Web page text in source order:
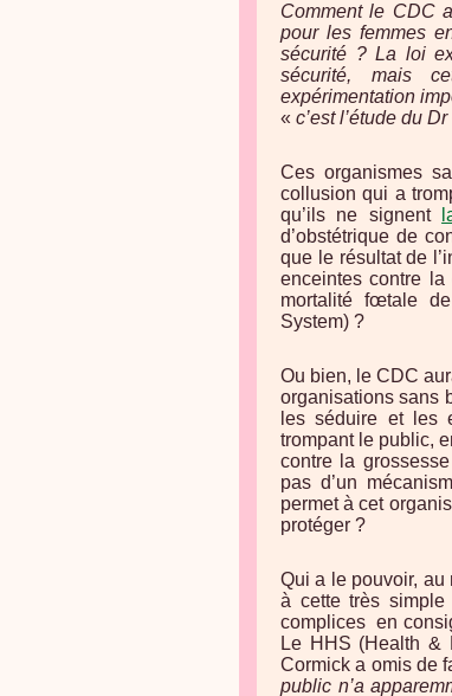
Comment le CDC
pour les femmes
sécurité ? La loi
sécurité, mais
expérimentation
« c’est l’étude du
Ces organismes
collusion qui a
qu’ils ne signent
d’obstétrique de
que le résultat de
enceintes contre
mortalité fœtale
System) ?
Ou bien, le CDC
organisations sans
les séduire et les
trompant le public,
contre la
pas d’un
permet à cet
protéger ?
Qui a le pouvoir, au
à cette très
complices en
Le HHS (Health &
Cormick a omis de
public n’a